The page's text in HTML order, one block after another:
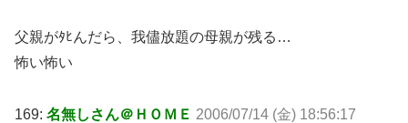
父親がﾀﾋんだら、我儘放題の母親が残る…
怖い怖い
169: 名無しさん＠ＨＯＭＥ 2006/07/14 (金) 18:56:17